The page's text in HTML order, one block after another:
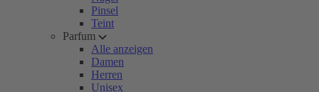
Pinsel
Teint
Parfum
Alle anzeigen
Damen
Herren
Unisex